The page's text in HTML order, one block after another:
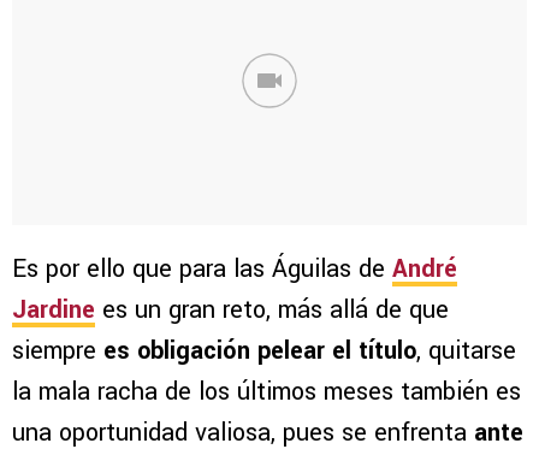
Es por ello que para las Águilas de André
Jardine es un gran reto, más allá de que
siempre es obligación pelear el título, quitarse
la mala racha de los últimos meses también es
una oportunidad valiosa, pues se enfrenta ante